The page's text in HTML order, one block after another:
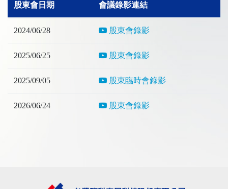
股東會日期 會議錄影連結
2024/06/28 股東會錄影
2025/06/25 股東會錄影
2025/09/05 股東臨時會錄影
2026/06/24 股東會錄影